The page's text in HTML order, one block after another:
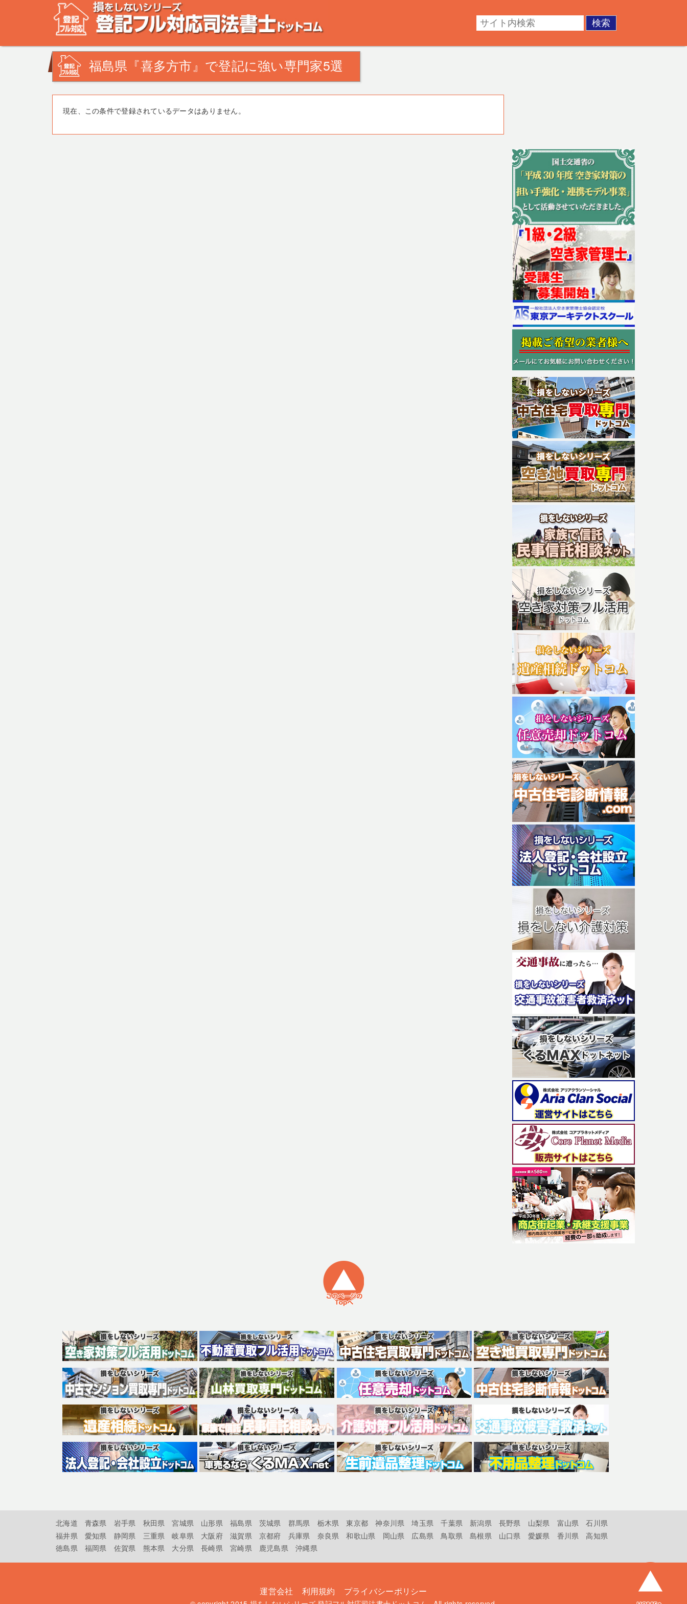
不動産登記の相談なら、登記フル対応司法書士ドットコム。田舎の空き家・空き地の対策でお悩みの方。相続登記・不動産の処分・遺産分割・成年後見。不動産の調査・測量・登記など。あなたの悩
みを司法書士・土地家屋調査士が解決致します！
福島県『喜多方市』で登記に強い専門家5選
現在、この条件で登録されているデータはありません。
北海道 青森県 岩手県 秋田県 宮城県 山形県 福島県 茨城県 群馬県 栃木県 東京都 神奈川県 埼玉県 千葉県 新潟県 長野県 山梨県 富山県
石川県
福井県
愛知県 静岡県 三重県 岐阜県 大阪府 滋賀県 京都府 兵庫県 奈良県 和歌山県 岡山県 広島県 鳥取県 島根県 山口県 愛媛県 香川県
高知県
徳島県
福岡県 佐賀県 熊本県 大分県 長崎県 宮崎県 鹿児島県 沖縄県
運営会社 利用規約 プライバシーポリシー